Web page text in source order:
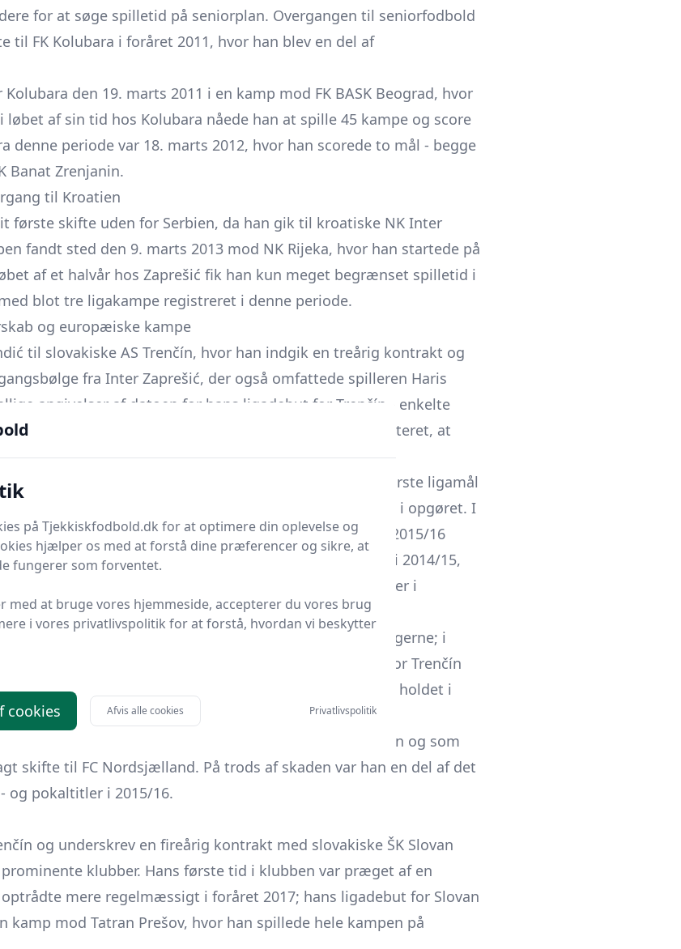
for at søge spilletid på seniorplan. Overgangen til seniorfodbold
til FK Kolubara i foråret 2011, hvor han blev en del af
den 19. marts 2011 i en kamp mod FK BASK Beograd, hvor
løbet af sin tid hos Kolubara nåede han at spille 45 kampe og score
denne periode var 18. marts 2012, hvor han scorede to mål - begge
Banat Zrenjanin.
til Kroatien
første skifte uden for Serbien, da han gik til kroatiske NK Inter
fandt sted den 9. marts 2013 mod NK Rijeka, hvor han startede på
af et halvår hos Zaprešić fik han kun meget begrænset spilletid i
blot tre ligakampe registreret i denne periode.
og europæiske kampe
til slovakiske AS Trenčín, hvor han indgik en treårig kontrakt og
fra Inter Zaprešić, der også omfattede spilleren Haris
angivelser af datoen for hans ligadebut for Trenčín - enkelte
andre angiver 28. april 2013 - men det er vel dokumenteret, at
holdets rotationsmuligheder.
Rundić en række ligakampe, og han stod for sit første ligamål
MFK Ružomberok, hvor han åbnede scoringen tidligt i opgøret. I
en del af det AS Trenčín-hold, som både i 2014/15 og 2015/16
vandt både den slovakiske liga og slovakiske pokal i 2014/15,
16, hvilket markerede en af de mest succesfulde perioder i
også i kvalifikationskampe til Europa Cup-turneringerne; i
klubbens opgør i UEFA Europa League-kvalifikation, hvor Trenčín
og senere Hull City AFC, og i 2015/16-sæsonen deltog holdet i
hvor de mødte rumænske FC Steaua București.
af en knæskade i starten af 2016, der krævede operation og som
skifte til FC Nordsjælland. På trods af skaden var han en del af det
og pokaltitler i 2015/16.
og underskrev en fireårig kontrakt med slovakiske ŠK Slovan
klubber. Hans første tid i klubben var præget af en
mere regelmæssigt i foråret 2017; hans ligadebut for Slovan
kamp mod Tatran Prešov, hvor han spillede hele kampen på
på Tjekkiskfodbold.dk for at optimere din oplevelse og
hjælper os med at forstå dine præferencer og sikre, at
fungerer som forventet.
at bruge vores hjemmeside, accepterer du vores brug
i vores privatlivspolitik for at forstå, hvordan vi beskytter
cookies Afvis alle cookies Privatlivspolitik